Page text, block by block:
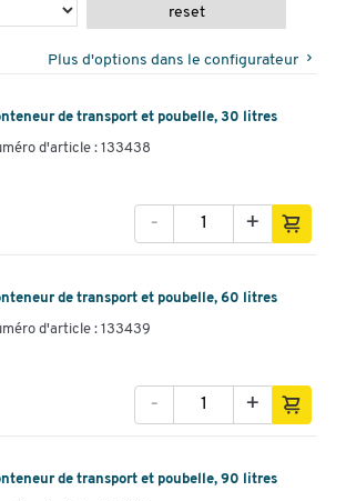
reset
Plus d'options dans le configurateur
de transport et poubelle, 30 litres
d'article : 133438
+
-
de transport et poubelle, 60 litres
d'article : 133439
+
-
de transport et poubelle, 90 litres